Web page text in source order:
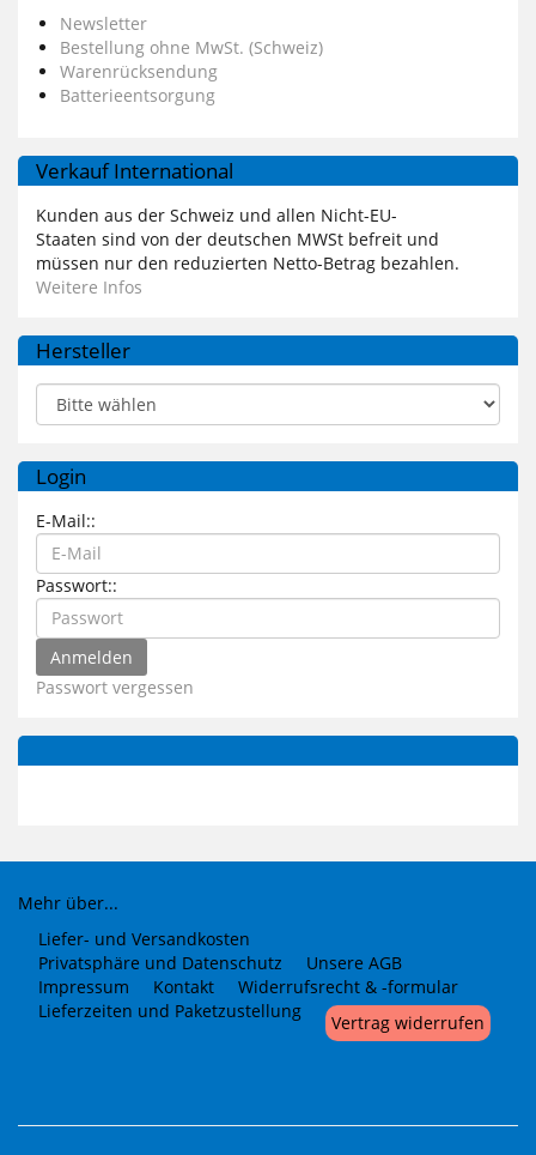
Newsletter
Bestellung ohne MwSt. (Schweiz)
Warenrücksendung
Batterieentsorgung
Verkauf International
Kunden aus der Schweiz und allen Nicht-EU-
Staaten sind von der deutschen MWSt befreit und
müssen nur den reduzierten Netto-Betrag bezahlen.
Weitere Infos
Hersteller
Login
E-Mail::
Passwort::
Passwort vergessen
Mehr über...
Liefer- und Versandkosten
Privatsphäre und Datenschutz
Unsere AGB
Impressum
Kontakt
Widerrufsrecht & -formular
Lieferzeiten und Paketzustellung
Vertrag widerrufen